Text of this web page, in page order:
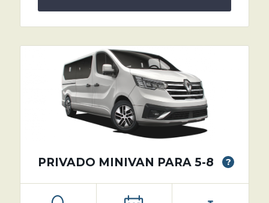
PRIVADO MINIVAN PARA 5-8 ?